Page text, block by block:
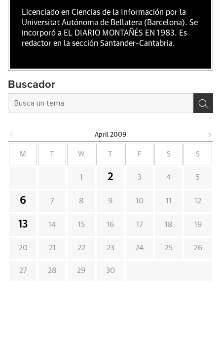
Licenciado en Ciencias de la Información por la
Universitat Autónoma de Bellatera (Barcelona). Se
incorporó a EL DIARIO MONTAÑÉS EN 1983. Es
redactor en la sección Santander-Cantabria.
Buscador
April 2009
M W F S S
1 2 3 4 5
6 7 8 9 10 11 12
13 14 15 16 17 18 19
20 21 22 23 24 25 26
27 28 29 30